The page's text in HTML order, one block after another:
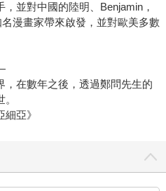
並對中國的陸明、Benjamin，
漫畫家帶來啟發，並對歐美多數
在數年之後，透過鄭問先生的
亞》